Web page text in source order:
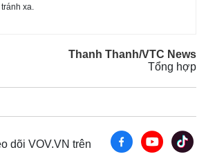
xa.
Thanh Thanh/VTC News
Tổng hợp
dõi VOV.VN trên